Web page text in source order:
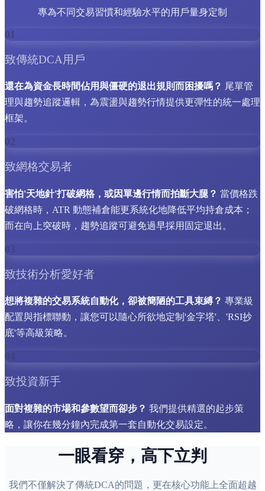
專為不同交易習慣和經驗水平的用戶量身定制
01
致傳統DCA用戶
還在為資金長時間佔用與僵硬的退出規則而困擾嗎？ 尾單管
理與趨勢追蹤邏輯，為震盪與趨勢行情提供更彈性的統一處理
框架。
02
致網格交易者
害怕'天地針'打破網格，或因單邊行情而拍斷大腿？ 當價格跌
破網格時，ATR 動態補倉能更系統化地降低平均持倉成本；
而在向上突破時，趨勢追蹤可避免過早採用固定退出。
03
致技術分析愛好者
想將複雜的交易系統自動化，卻被簡陋的工具束縛？ 專業級
配置與指標聯動，讓您可以隨心所欲地定制'金字塔'、'RSI抄
底'等高級策略。
04
致投資新手
面對複雜的市場和參數望而卻步？ 我們提供精選的起步策
略，讓你在幾分鐘內完成第一套自動化交易設定。
一眼看穿，高下立判
我們不僅解決了傳統DCA的問題，更在核心功能上全面超越